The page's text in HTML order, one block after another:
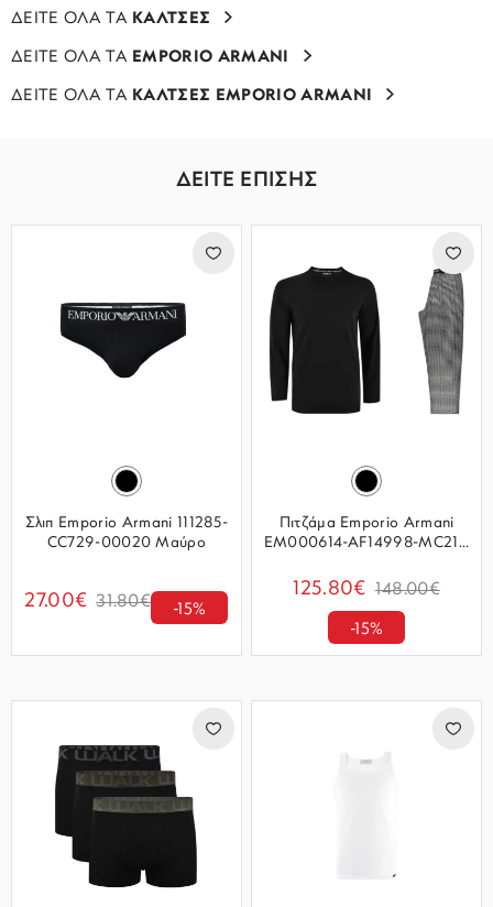
ΔΕΙΤΕ ΟΛΑ ΤΑ ΚΑΛΤΣΕΣ
ΔΕΙΤΕ ΟΛΑ ΤΑ EMPORIO ARMANI
ΔΕΙΤΕ ΟΛΑ ΤΑ ΚΑΛΤΣΕΣ EMPORIO ARMANI
ΔΕΙΤΕ ΕΠΙΣΗΣ
Σλιπ Emporio Armani 111285-
CC729-00020 Μαύρο
27.00€ 31.80€ -15%
Πιτζάμα Emporio Armani
EM000614-AF14998-MC21...
125.80€ 148.00€
-15%